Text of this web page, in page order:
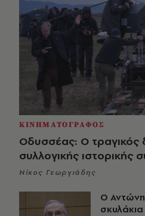
ΚΙΝΗΜΑΤΟΓΡΑΦΟΣ
Οδυσσέας: Ο τραγικός
συλλογικής ιστορικής
Νίκος Γεωργιάδης
Ο